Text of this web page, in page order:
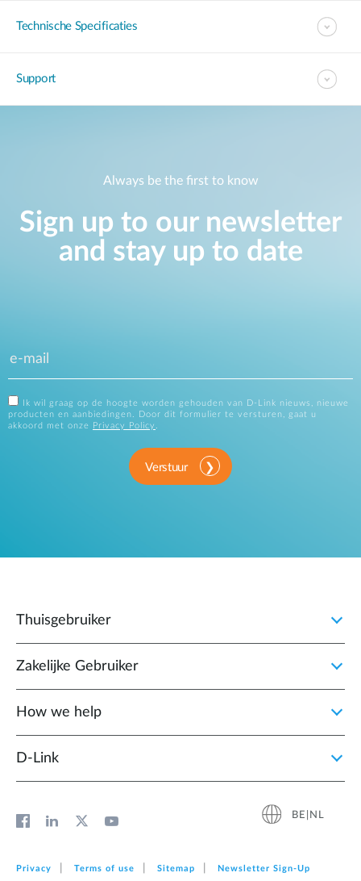
Technische Specificaties
Support
Always be the first to know
Sign up to our newsletter
and stay up to date
Ik wil graag op de hoogte worden gehouden van D-Link nieuws, nieuwe
producten en aanbiedingen. Door dit formulier te versturen, gaat u
akkoord met onze
Privacy Policy .
Verstuur
Thuisgebruiker
Zakelijke Gebruiker
How we help
D‑Link
BE|NL
Privacy Terms of use Sitemap Newsletter Sign‑Up